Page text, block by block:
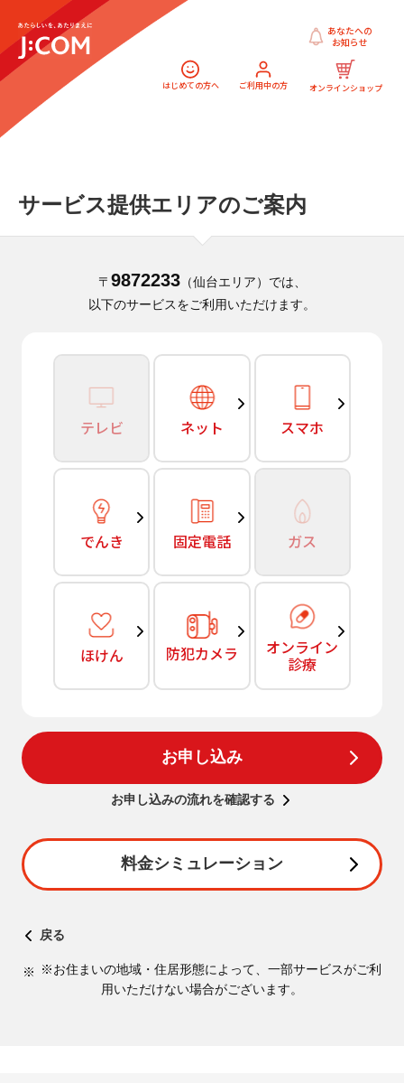
はじめての方へ ご利用中の方 オンラインショップ
あなたへの
お知らせ
サービス提供エリアのご案内
〒 9872233（仙台エリア）では、
以下のサービスをご利用いただけます。
テレビ ネット スマホ
でんき 固定電話 ガス
ほけん 防犯カメラ オンライン
診療
お申し込み
お申し込みの流れを確認する
料金シミュレーション
戻る
※お住まいの地域・住居形態によって、一部サービスがご利
用いただけない場合がございます。